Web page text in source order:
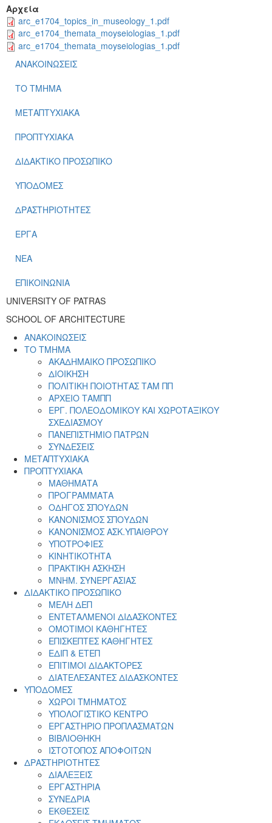
Αρχεία
arc_e1704_topics_in_museology_1.pdf
arc_e1704_themata_moyseiologias_1.pdf
arc_e1704_themata_moyseiologias_1.pdf
ΑΝΑΚΟΙΝΩΣΕΙΣ
ΤΟ ΤΜΗΜΑ
ΜΕΤΑΠΤΥΧΙΑΚΑ
ΠΡΟΠΤΥΧΙΑΚΑ
ΔΙΔΑΚΤΙΚΟ ΠΡΟΣΩΠΙΚΟ
ΥΠΟΔΟΜΕΣ
ΔΡΑΣΤΗΡΙΟΤΗΤΕΣ
ΕΡΓΑ
ΝΕΑ
ΕΠΙΚΟΙΝΩΝΙΑ
UNIVERSITY OF PATRAS
SCHOOL OF ARCHITECTURE
ΑΝΑΚΟΙΝΩΣΕΙΣ
ΤΟ ΤΜΗΜΑ
ΑΚΑΔΗΜΑΙΚΟ ΠΡΟΣΩΠΙΚΟ
ΔΙΟΙΚΗΣΗ
ΠΟΛΙΤΙΚΗ ΠΟΙΟΤΗΤΑΣ ΤΑΜ ΠΠ
ΑΡΧΕΙΟ ΤΑΜΠΠ
ΕΡΓ. ΠΟΛΕΟΔΟΜΙΚΟΥ ΚΑΙ ΧΩΡΟΤΑΞΙΚΟΥ
ΣΧΕΔΙΑΣΜΟΥ
ΠΑΝΕΠΙΣΤΗΜΙΟ ΠΑΤΡΩΝ
ΣΥΝΔΕΣΕΙΣ
ΜΕΤΑΠΤΥΧΙΑΚΑ
ΠΡΟΠΤΥΧΙΑΚΑ
ΜΑΘΗΜΑΤΑ
ΠΡΟΓΡΑΜΜΑΤΑ
ΟΔΗΓΟΣ ΣΠΟΥΔΩΝ
ΚΑΝΟΝΙΣΜΟΣ ΣΠΟΥΔΩΝ
ΚΑΝΟΝΙΣΜΟΣ ΑΣΚ.ΥΠΑΙΘΡΟΥ
ΥΠΟΤΡΟΦΙΕΣ
ΚΙΝΗΤΙΚΟΤΗΤΑ
ΠΡΑΚΤΙΚΗ ΑΣΚΗΣΗ
ΜΝΗΜ. ΣΥΝΕΡΓΑΣΙΑΣ
ΔΙΔΑΚΤΙΚΟ ΠΡΟΣΩΠΙΚΟ
ΜΕΛΗ ΔΕΠ
ΕΝΤΕΤΑΛΜΕΝΟΙ ΔΙΔΑΣΚΟΝΤΕΣ
ΟΜΟΤΙΜΟΙ ΚΑΘΗΓΗΤΕΣ
ΕΠΙΣΚΕΠΤΕΣ ΚΑΘΗΓΗΤΕΣ
ΕΔΙΠ & ΕΤΕΠ
ΕΠΙΤΙΜΟΙ ΔΙΔΑΚΤΟΡΕΣ
ΔΙΑΤΕΛΕΣΑΝΤΕΣ ΔΙΔΑΣΚΟΝΤΕΣ
ΥΠΟΔΟΜΕΣ
ΧΩΡΟΙ ΤΜΗΜΑΤΟΣ
ΥΠΟΛΟΓΙΣΤΙΚΟ ΚΕΝΤΡΟ
ΕΡΓΑΣΤΗΡΙΟ ΠΡΟΠΛΑΣΜΑΤΩΝ
ΒΙΒΛΙΟΘΗΚΗ
ΙΣΤΟΤΟΠΟΣ ΑΠΟΦΟΙΤΩΝ
ΔΡΑΣΤΗΡΙΟΤΗΤΕΣ
ΔΙΑΛΕΞΕΙΣ
ΕΡΓΑΣΤΗΡΙΑ
ΣΥΝΕΔΡΙΑ
ΕΚΘΕΣΕΙΣ